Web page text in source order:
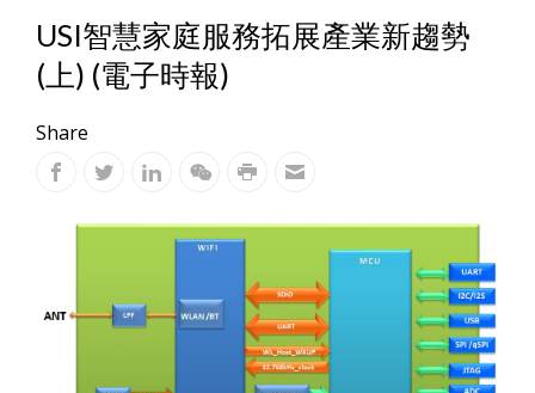
USI智慧家庭服務拓展產業新趨勢
(上) (電子時報)
Share